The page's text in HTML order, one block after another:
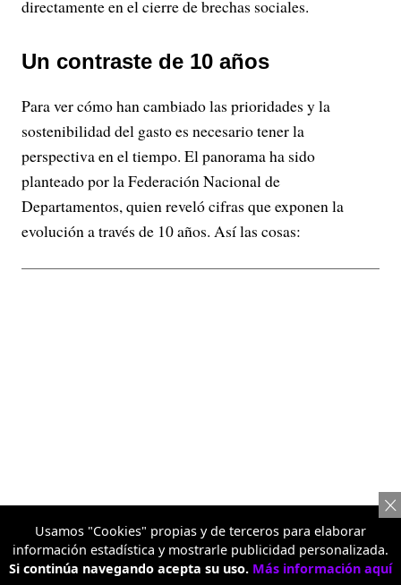
directamente en el cierre de brechas sociales.
Un contraste de 10 años
Para ver cómo han cambiado las prioridades y la
sostenibilidad del gasto es necesario tener la
perspectiva en el tiempo. El panorama ha sido
planteado por la Federación Nacional de
Departamentos, quien reveló cifras que exponen la
evolución a través de 10 años. Así las cosas:
Usamos "Cookies" propias y de terceros para elaborar
información estadística y mostrarle publicidad personalizada.
Si continúa navegando acepta su uso. Más información aquí